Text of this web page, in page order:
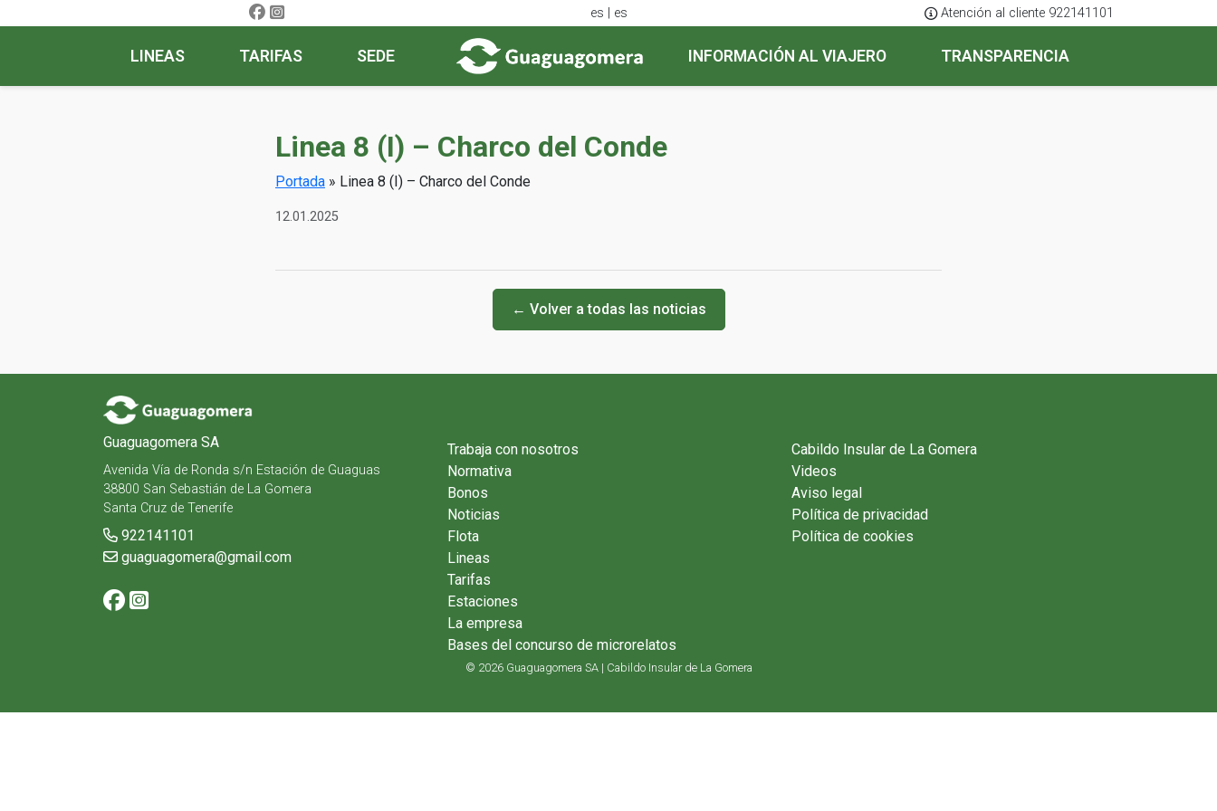
es | es Atención al cliente 922141101
LINEAS TARIFAS SEDE INFORMACIÓN AL VIAJERO TRANSPARENCIA
Linea 8 (I) – Charco del Conde
Portada » Linea 8 (I) – Charco del Conde
12.01.2025
← Volver a todas las noticias
Guaguagomera SA
Avenida Vía de Ronda s/n Estación de Guaguas
38800 San Sebastián de La Gomera
Santa Cruz de Tenerife
922141101
guaguagomera@gmail.com
Trabaja con nosotros
Normativa
Bonos
Noticias
Flota
Lineas
Tarifas
Estaciones
La empresa
Bases del concurso de microrelatos
Cabildo Insular de La Gomera
Videos
Aviso legal
Política de privacidad
Política de cookies
© 2026 Guaguagomera SA | Cabildo Insular de La Gomera